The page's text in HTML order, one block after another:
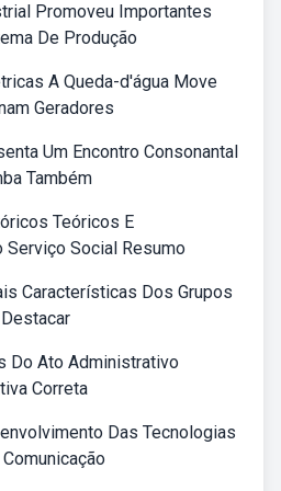
Promoveu Importantes
De Produção
A Queda-d'água Move
Geradores
Um Encontro Consonantal
Também
Teóricos E
Social Resumo
Características Dos Grupos
Do Ato Administrativo
Correta
Das Tecnologias